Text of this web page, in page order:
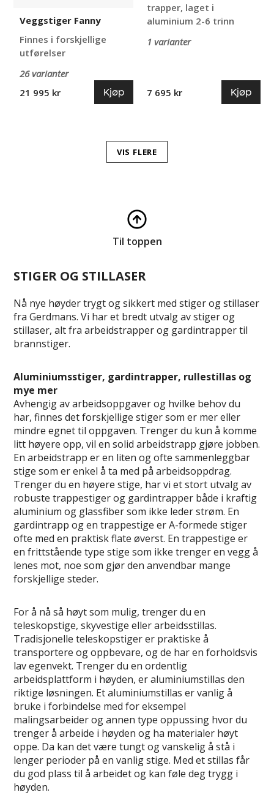
Veggstiger Fanny
Finnes i forskjellige
utførelser
26 varianter
21 995 kr
Kjøp
trapper, laget i
aluminium 2-6 trinn
1 varianter
7 695 kr Kjøp
VIS FLERE
Til toppen
STIGER OG STILLASER
Nå nye høyder trygt og sikkert med stiger og stillaser
fra Gerdmans. Vi har et bredt utvalg av stiger og
stillaser, alt fra arbeidstrapper og gardintrapper til
brannstiger.
Aluminiumsstiger, gardintrapper, rullestillas og
mye mer
Avhengig av arbeidsoppgaver og hvilke behov du
har, finnes det forskjellige stiger som er mer eller
mindre egnet til oppgaven. Trenger du kun å komme
litt høyere opp, vil en solid arbeidstrapp gjøre jobben.
En arbeidstrapp er en liten og ofte sammenleggbar
stige som er enkel å ta med på arbeidsoppdrag.
Trenger du en høyere stige, har vi et stort utvalg av
robuste trappestiger og gardintrapper både i kraftig
aluminium og glassfiber som ikke leder strøm. En
gardintrapp og en trappestige er A-formede stiger
ofte med en praktisk flate øverst. En trappestige er
en frittstående type stige som ikke trenger en vegg å
lenes mot, noe som gjør den anvendbar mange
forskjellige steder.
For å nå så høyt som mulig, trenger du en
teleskopstige, skyvestige eller arbeidsstillas.
Tradisjonelle teleskopstiger er praktiske å
transportere og oppbevare, og de har en forholdsvis
lav egenvekt. Trenger du en ordentlig
arbeidsplattform i høyden, er aluminiumstillas den
riktige løsningen. Et aluminiumstillas er vanlig å
bruke i forbindelse med for eksempel
malingsarbeider og annen type oppussing hvor du
trenger å arbeide i høyden og ha materialer høyt
oppe. Da kan det være tungt og vanskelig å stå i
lenger perioder på en vanlig stige. Med et stillas får
du god plass til å arbeidet og kan føle deg trygg i
høyden.